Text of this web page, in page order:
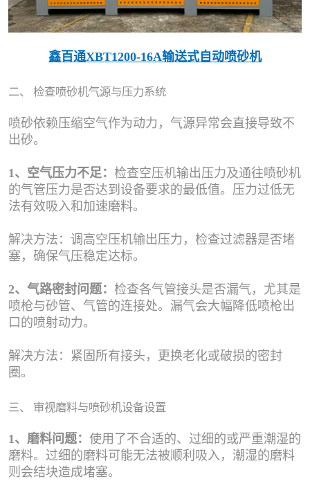
鑫百通XBT1200-16A输送式自动喷砂机
二、 检查喷砂机气源与压力系统
喷砂依赖压缩空气作为动力，气源异常会直接导致不
出砂。
1、空气压力不足： 检查空压机输出压力及通往喷砂机
的气管压力是否达到设备要求的最低值。压力过低无
法有效吸入和加速磨料。
解决方法：调高空压机输出压力，检查过滤器是否堵
塞，确保气压稳定达标。
2、气路密封问题： 检查各气管接头是否漏气，尤其是
喷枪与砂管、气管的连接处。漏气会大幅降低喷枪出
口的喷射动力。
解决方法：紧固所有接头，更换老化或破损的密封
圈。
三、 审视磨料与喷砂机设备设置
1、磨料问题： 使用了不合适的、过细的或严重潮湿的
磨料。过细的磨料可能无法被顺利吸入，潮湿的磨料
则会结块造成堵塞。